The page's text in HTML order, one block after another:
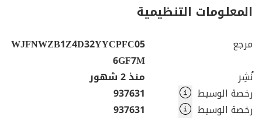
المعلومات التنظيمية
مرجع
WJFNWZB1Z4D32YYCPFC05
6GF7M
نُشِر
منذ 2 شهور
رخصة الوسيط
937631
رخصة الوسيط
937631